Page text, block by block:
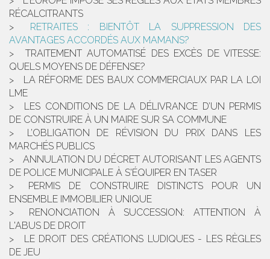
RÉCALCITRANTS
RETRAITES : BIENTÔT LA SUPPRESSION DES
AVANTAGES ACCORDÉS AUX MAMANS?
TRAITEMENT AUTOMATISÉ DES EXCÈS DE VITESSE:
QUELS MOYENS DE DÉFENSE?
LA RÉFORME DES BAUX COMMERCIAUX PAR LA LOI
LME
LES CONDITIONS DE LA DÉLIVRANCE D’UN PERMIS
DE CONSTRUIRE À UN MAIRE SUR SA COMMUNE
L’OBLIGATION DE RÉVISION DU PRIX DANS LES
MARCHÉS PUBLICS
ANNULATION DU DÉCRET AUTORISANT LES AGENTS
DE POLICE MUNICIPALE À S'ÉQUIPER EN TASER
PERMIS DE CONSTRUIRE DISTINCTS POUR UN
ENSEMBLE IMMOBILIER UNIQUE
RENONCIATION À SUCCESSION: ATTENTION À
L'ABUS DE DROIT
LE DROIT DES CRÉATIONS LUDIQUES - LES RÈGLES
DE JEU